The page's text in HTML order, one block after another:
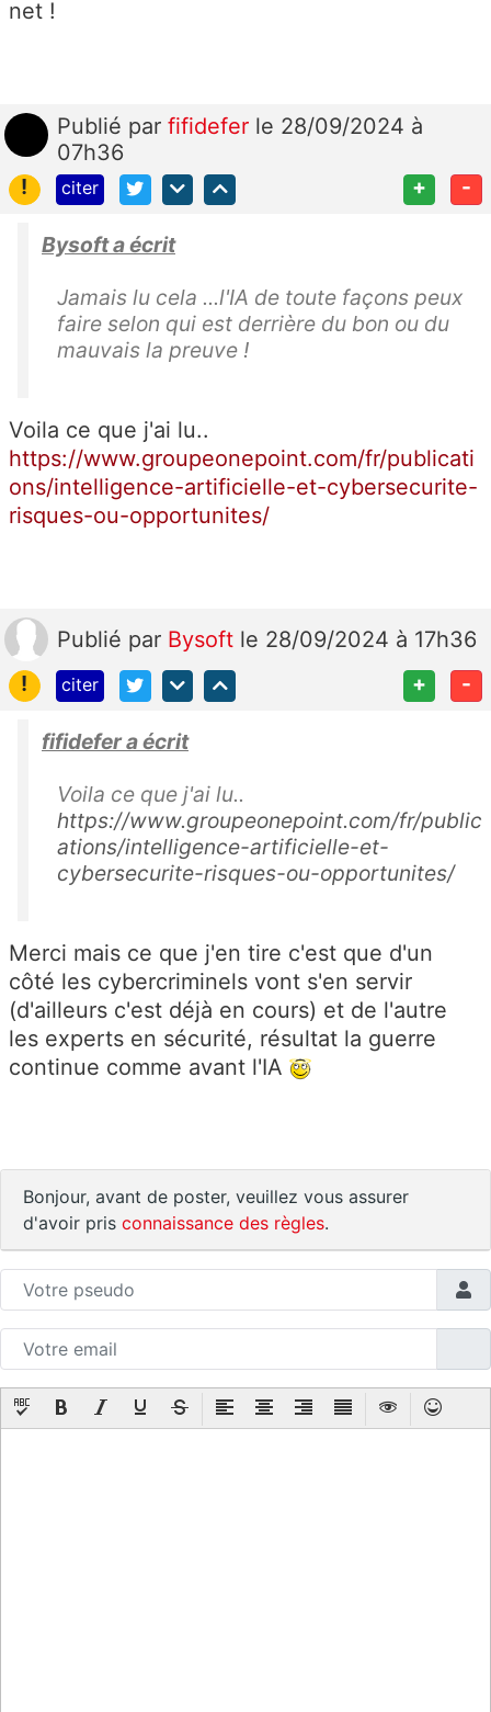
net !
Publié par fifidefer le 28/09/2024 à
07h36
!
citer + -
Bysoft a écrit
Jamais lu cela ...l'IA de toute façons peux
faire selon qui est derrière du bon ou du
mauvais la preuve !
Voila ce que j'ai lu..
https://www.groupeonepoint.com/fr/publicati
ons/intelligence-artificielle-et-cybersecurite-
risques-ou-opportunites/
Publié par Bysoft le 28/09/2024 à 17h36
!
citer + -
fifidefer a écrit
Voila ce que j'ai lu..
https://www.groupeonepoint.com/fr/public
ations/intelligence-artificielle-et-
cybersecurite-risques-ou-opportunites/
Merci mais ce que j'en tire c'est que d'un
côté les cybercriminels vont s'en servir
(d'ailleurs c'est déjà en cours) et de l'autre
les experts en sécurité, résultat la guerre
continue comme avant l'IA
Bonjour, avant de poster, veuillez vous assurer
d'avoir pris connaissance des règles.